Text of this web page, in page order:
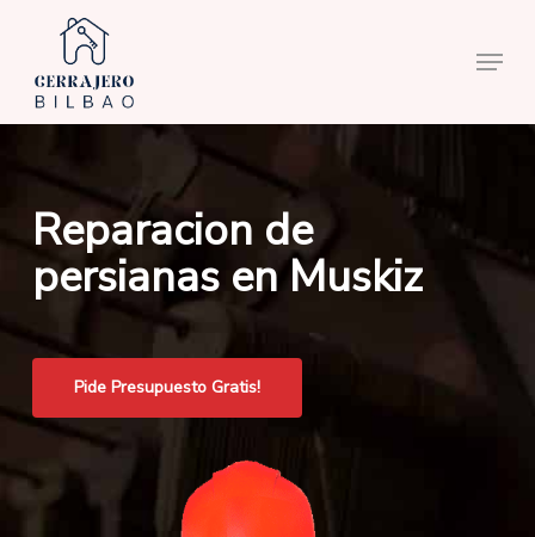
main
content
Menu
Reparacion de
persianas en Muskiz
Pide Presupuesto Gratis!